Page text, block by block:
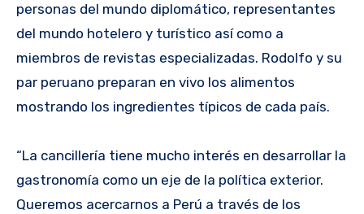
personas del mundo diplomático, representantes
del mundo hotelero y turístico así como a
miembros de revistas especializadas. Rodolfo y su
par peruano preparan en vivo los alimentos
mostrando los ingredientes típicos de cada país.
“La cancillería tiene mucho interés en desarrollar la
gastronomía como un eje de la política exterior.
Queremos acercarnos a Perú a través de los